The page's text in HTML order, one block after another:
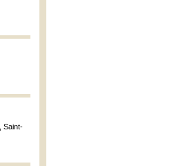
, Saint-